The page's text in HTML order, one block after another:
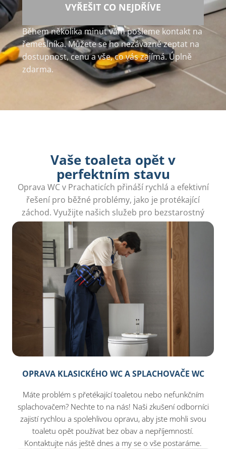
VYŘEŠIT CO NEJDŘÍVE
Během několika minut vám pošleme kontakt na
řemeslníka. Můžete se ho nezávazně zeptat na
dostupnost, cenu a vše, co vás zajímá. Úplně
zdarma.
Vaše toaleta opět v
perfektním stavu
Oprava WC v Prachaticích přináší rychlá a efektivní
řešení pro běžné problémy, jako je protékající
záchod. Využijte našich služeb pro bezstarostný
domov.
OPRAVA KLASICKÉHO WC A SPLACHOVAČE WC
Máte problém s přetékající toaletou nebo nefunkčním
splachovačem? Nechte to na nás! Naši zkušení odborníci
zajistí rychlou a spolehlivou opravu, aby jste mohli svou
toaletu opět používat bez obav a nepříjemností.
Kontaktujte nás ještě dnes a my se o vše postaráme.